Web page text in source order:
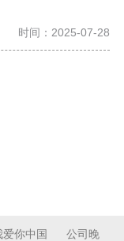
时间：2025-07-28
爱你中国
公司晚